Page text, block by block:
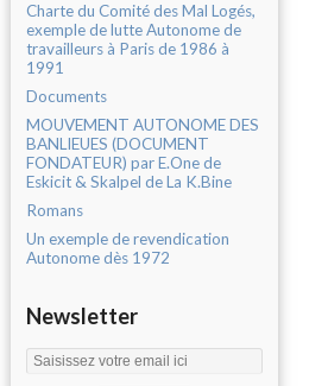
Charte du Comité des Mal Logés,
exemple de lutte Autonome de
travailleurs à Paris de 1986 à
1991
Documents
MOUVEMENT AUTONOME DES
BANLIEUES (DOCUMENT
FONDATEUR) par E.One de
Eskicit & Skalpel de La K.Bine
Romans
Un exemple de revendication
Autonome dès 1972
Newsletter